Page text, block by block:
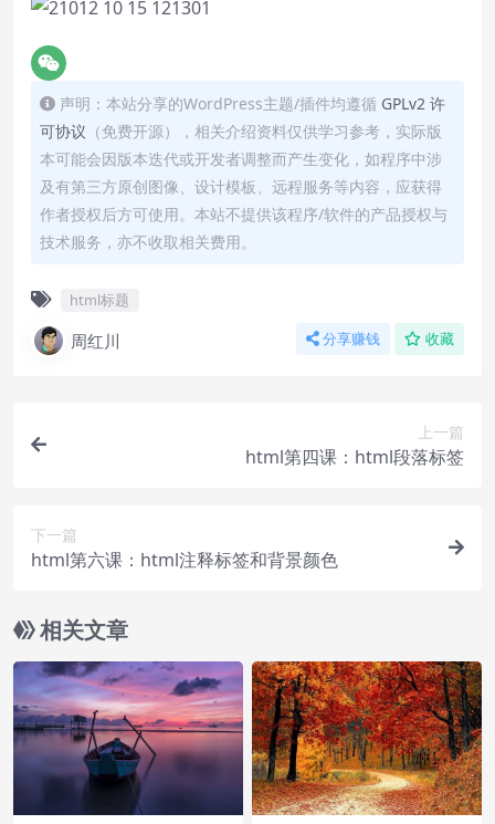
声明：本站分享的WordPress主题/插件均遵循 GPLv2 许
可协议 （免费开源），相关介绍资料仅供学习参考，实际版
本可能会因版本迭代或开发者调整而产生变化，如程序中涉
及有第三方原创图像、设计模板、远程服务等内容，应获得
作者授权后方可使用。本站不提供该程序/软件的产品授权与
技术服务，亦不收取相关费用。
html标题
周红川 分享赚钱 收藏
上一篇
html第四课：html段落标签
下一篇
html第六课：html注释标签和背景颜色
相关文章